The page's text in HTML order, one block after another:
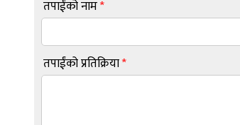
तपाईंको नाम*
तपाईंको प्रतिक्रिया*